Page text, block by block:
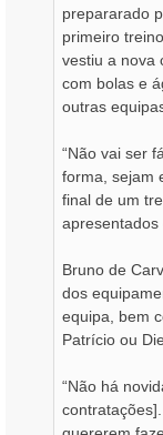
prepararado
primeiro
vestiu a nova
com bolas e
outras
“Não vai ser
forma, sejam
final de um
apresentados
Bruno de
dos
equipa, bem
Patrício ou
“Não há